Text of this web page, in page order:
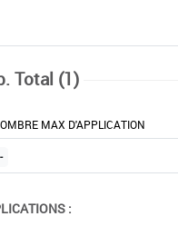
Total (1)
MAX D'APPLICATION
-
: